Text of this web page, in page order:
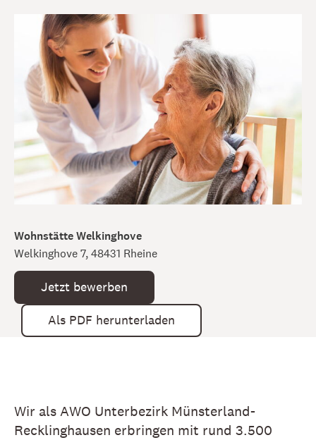
Wohnstätte Welkinghove
Welkinghove 7, 48431 Rheine
Jetzt bewerben
Als PDF herunterladen
Wir als AWO Unterbezirk Münsterland-
Recklinghausen erbringen mit rund 3.500